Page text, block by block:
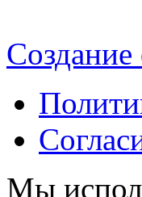
Создание
Мы